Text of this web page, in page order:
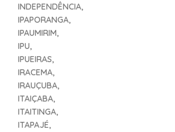
INDEPENDÊNCIA,
IPAPORANGA,
IPAUMIRIM,
IPU,
IPUEIRAS,
IRACEMA,
IRAUÇUBA,
ITAIÇABA,
ITAITINGA,
ITAPAJÉ,